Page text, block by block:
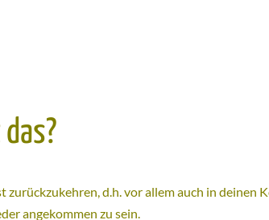
d.h. vor allem auch in deinen
angekommen zu sein.